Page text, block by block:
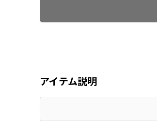
アイテム説明